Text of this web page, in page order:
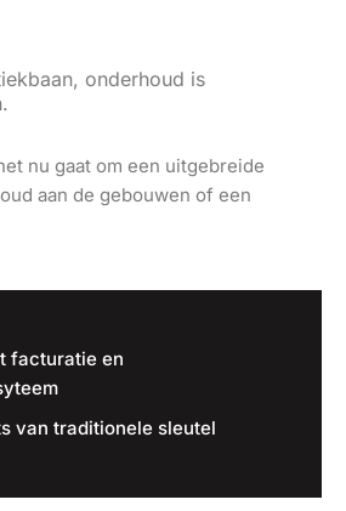
onderhoud is
nu gaat om een uitgebreide
aan de gebouwen of een
facturatie en
van traditionele sleutel